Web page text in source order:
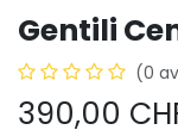
Gentili
(0
390,00